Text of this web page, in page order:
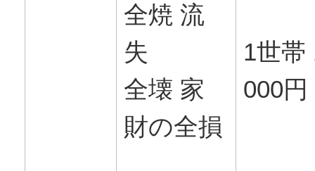
全焼 流
失
全壊 家
財の全損
1世帯
000円